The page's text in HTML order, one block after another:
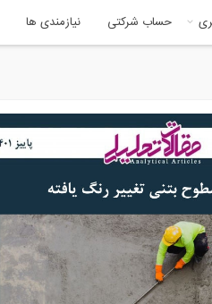
حساب شرکتی نیازمندی ها